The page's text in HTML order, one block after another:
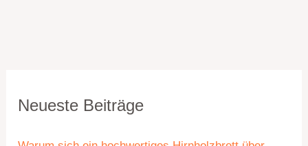
Neueste Beiträge
a
r